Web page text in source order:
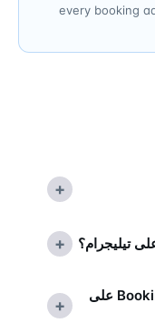
every booking
+
+
ما صيغ الإعلانات التي تستخدمها Booking على
+